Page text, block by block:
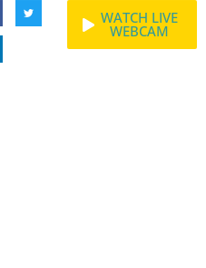
WATCH LIVE
WEBCAM